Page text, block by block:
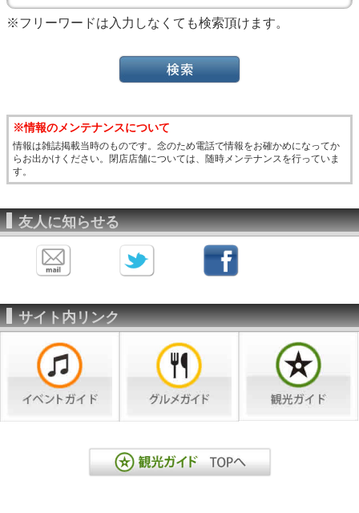
※フリーワードは入力しなくても検索頂けます。
※情報のメンテナンスについて
情報は雑誌掲載当時のものです。念のため電話で情報をお確かめになってか
らお出かけください。閉店店舗については、随時メンテナンスを行っていま
す。
友人に知らせる
サイト内リンク